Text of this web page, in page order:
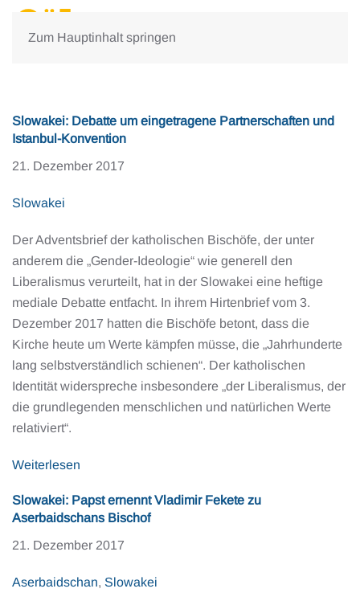
Zum Hauptinhalt springen
Slowakei: Debatte um eingetragene Partnerschaften und
Istanbul-Konvention
21. Dezember 2017
Slowakei
Der Adventsbrief der katholischen Bischöfe, der unter
anderem die „Gender-Ideologie“ wie generell den
Liberalismus verurteilt, hat in der Slowakei eine heftige
mediale Debatte entfacht. In ihrem Hirtenbrief vom 3.
Dezember 2017 hatten die Bischöfe betont, dass die
Kirche heute um Werte kämpfen müsse, die „Jahrhunderte
lang selbstverständlich schienen“. Der katholischen
Identität widerspreche insbesondere „der Liberalismus, der
die grundlegenden menschlichen und natürlichen Werte
relativiert“.
Weiterlesen
Slowakei: Papst ernennt Vladimir Fekete zu
Aserbaidschans Bischof
21. Dezember 2017
Aserbaidschan, Slowakei